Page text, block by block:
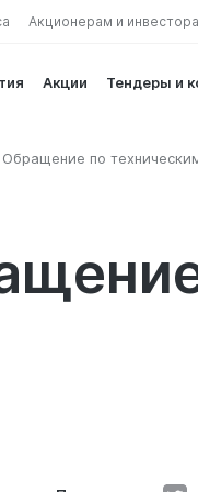
Акционерам и
Акции Тендеры и
Обращение по